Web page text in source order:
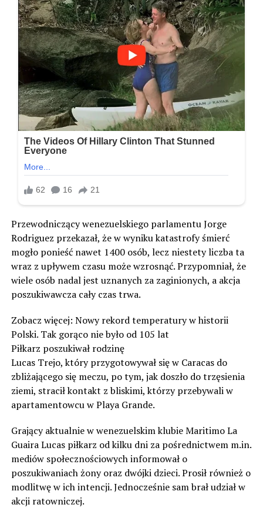
Przewodniczący wenezuelskiego parlamentu Jorge
Rodriguez przekazał, że w wyniku katastrofy śmierć
mogło ponieść nawet 1400 osób, lecz niestety liczba ta
wraz z upływem czasu może wzrosnąć. Przypomniał, że
wiele osób nadal jest uznanych za zaginionych, a akcja
poszukiwawcza cały czas trwa.
Zobacz więcej: Nowy rekord temperatury w historii
Polski. Tak gorąco nie było od 105 lat
Piłkarz poszukiwał rodzinę
Lucas Trejo, który przygotowywał się w Caracas do
zbliżającego się meczu, po tym, jak doszło do trzęsienia
ziemi, stracił kontakt z bliskimi, którzy przebywali w
apartamentowcu w Playa Grande.
Grający aktualnie w wenezuelskim klubie Maritimo La
Guaira Lucas piłkarz od kilku dni za pośrednictwem m.in.
mediów społecznościowych informował o
poszukiwaniach żony oraz dwójki dzieci. Prosił również o
modlitwę w ich intencji. Jednocześnie sam brał udział w
akcji ratowniczej.